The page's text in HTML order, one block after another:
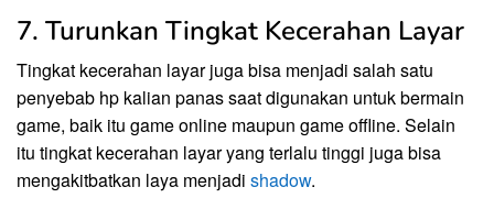
7. Turunkan Tingkat Kecerahan Layar
Tingkat kecerahan layar juga bisa menjadi salah satu
penyebab hp kalian panas saat digunakan untuk bermain
game, baik itu game online maupun game offline. Selain
itu tingkat kecerahan layar yang terlalu tinggi juga bisa
mengakitbatkan laya menjadi shadow.